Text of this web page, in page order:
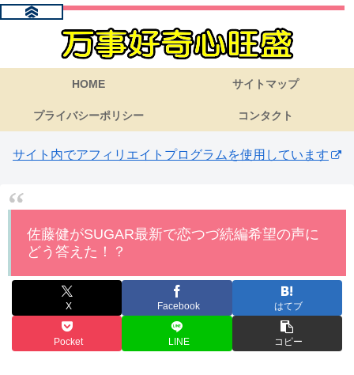
HOME サイトマップ
プライバシーポリシー コンタクト
サイト内でアフィリエイトプログラムを使用しています
佐藤健がSUGAR最新で恋つづ続編希望の声に
どう答えた！？
X Facebook はてブ
Pocket LINE コピー